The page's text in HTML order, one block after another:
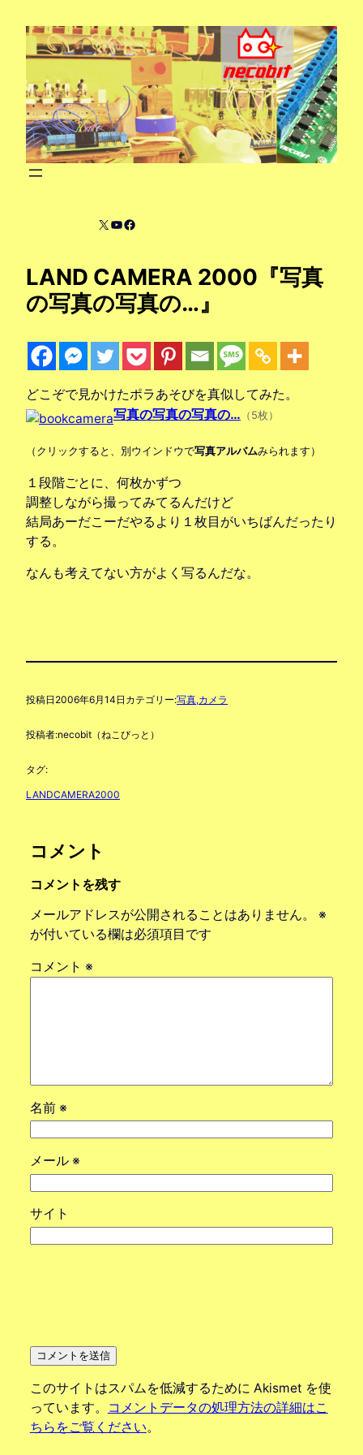
X YouTube
Facebook
LAND CAMERA 2000『写真
の写真の写真の…』
どこぞで見かけたポラあそびを真似してみた。
写真の写真の写真の… （5枚）
（クリックすると、別ウインドウで写真アルバムみられます）
１段階ごとに、何枚かずつ
調整しながら撮ってみてるんだけど
結局あーだこーだやるより１枚目がいちばんだったり
する。
なんも考えてない方がよく写るんだな。
投稿日 2006年6月14日 カテゴリー:写真,カメラ
投稿者:necobit（ねこびっと）
タグ:
LANDCAMERA2000
コメント
コメントを残す
メールアドレスが公開されることはありません。
※
が付いている欄は必須項目です
コメント ※
名前 ※
メール ※
サイト
このサイトはスパムを低減するために Akismet を使
っています。
コメントデータの処理方法の詳細はこ
ちらをご覧ください。